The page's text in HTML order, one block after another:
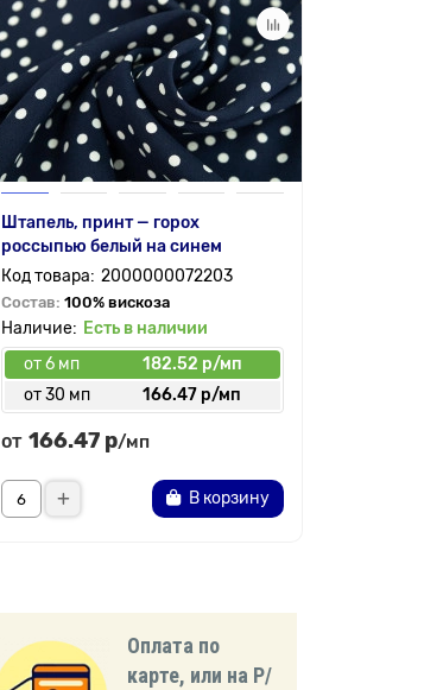
Штапель, принт — горох
россыпью белый на синем
2000000072203
Состав: 100% вискоза
Есть в наличии
от 6 мп
182.52 р/мп
от 30 мп
166.47 р/мп
от 166.47 р/мп
В корзину
Оплата по
карте, или на Р/